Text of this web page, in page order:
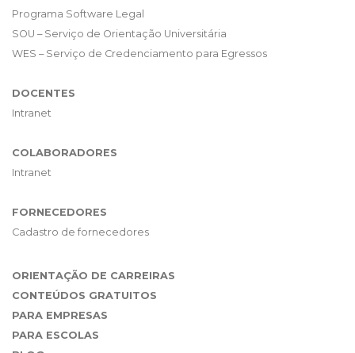
Programa Software Legal
SOU – Serviço de Orientação Universitária
WES – Serviço de Credenciamento para Egressos
DOCENTES
Intranet
COLABORADORES
Intranet
FORNECEDORES
Cadastro de fornecedores
ORIENTAÇÃO DE CARREIRAS
CONTEÚDOS GRATUITOS
PARA EMPRESAS
PARA ESCOLAS